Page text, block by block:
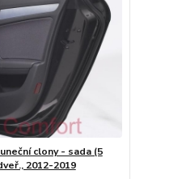
clony - sada (5
2012-2019